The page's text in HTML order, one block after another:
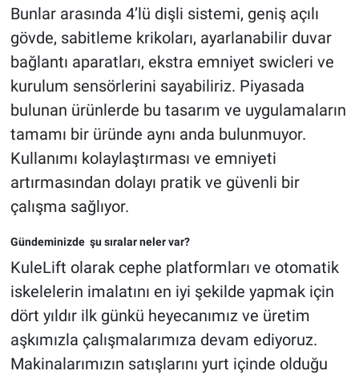
Bunlar arasında 4’lü dişli sistemi, geniş açılı
gövde, sabitleme krikoları, ayarlanabilir duvar
bağlantı aparatları, ekstra emniyet swicleri ve
kurulum sensörlerini sayabiliriz. Piyasada
bulunan ürünlerde bu tasarım ve uygulamaların
tamamı bir üründe aynı anda bulunmuyor.
Kullanımı kolaylaştırması ve emniyeti
artırmasından dolayı pratik ve güvenli bir
çalışma sağlıyor.
Gündeminizde şu sıralar neler var?
KuleLift olarak cephe platformları ve otomatik
iskelelerin imalatını en iyi şekilde yapmak için
dört yıldır ilk günkü heyecanımız ve üretim
aşkımızla çalışmalarımıza devam ediyoruz.
Makinalarımızın satışlarını yurt içinde olduğu